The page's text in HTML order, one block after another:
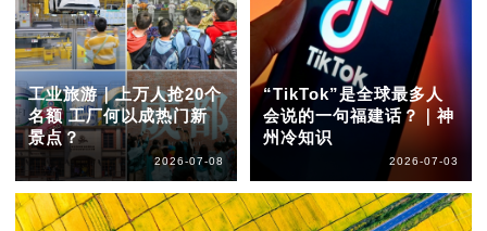
工业旅游｜上万人抢20个
名额 工厂何以成热门新
景点？
2026-07-08
“TikTok”是全球最多人
会说的一句福建话？｜神
州冷知识
2026-07-03